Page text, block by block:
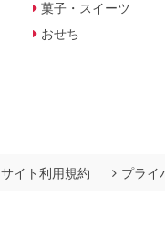
菓子・スイーツ
おせち
サイト利用規約 プライ